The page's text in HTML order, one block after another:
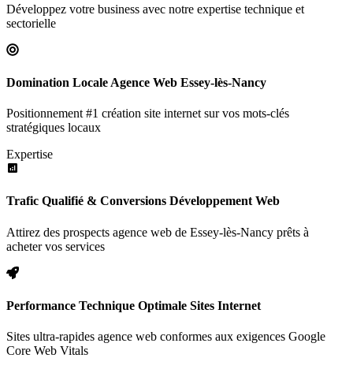
Développez votre business avec notre expertise technique et
sectorielle
Domination Locale Agence Web Essey-lès-Nancy
Positionnement #1 création site internet sur vos mots-clés
stratégiques locaux
Expertise
Trafic Qualifié & Conversions Développement Web
Attirez des prospects agence web de Essey-lès-Nancy prêts à
acheter vos services
Performance Technique Optimale Sites Internet
Sites ultra-rapides agence web conformes aux exigences Google
Core Web Vitals